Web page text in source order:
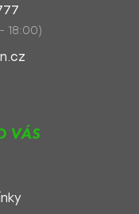
18:00)
VÁS